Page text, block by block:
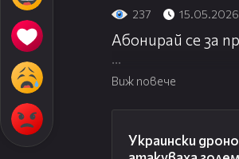
237 15.05.2026
Абонирай се за
Посети
Гледай NOVA
Виж повече
Украински